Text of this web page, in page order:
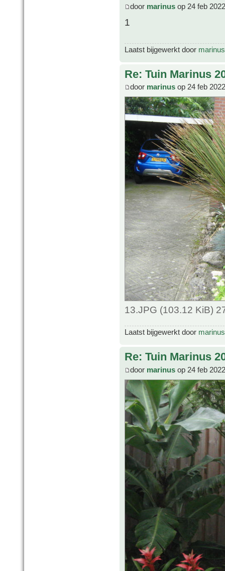
door marinus op 24 feb
1
Laatst bijgewerkt door marinus
Re: Tuin Marinus
door marinus op 24 feb
13.JPG (103.12 KiB)
Laatst bijgewerkt door marinus
Re: Tuin Marinus
door marinus op 24 feb